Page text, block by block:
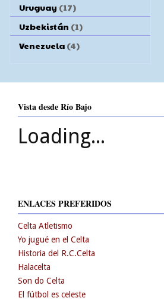
Uruguay (17)
Uzbekistán (1)
Venezuela (4)
Vista desde Río Bajo
Loading...
ENLACES PREFERIDOS
Celta Atletismo
Yo jugué en el Celta
Historia del R.C.Celta
Halacelta
Son do Celta
El fútbol es celeste